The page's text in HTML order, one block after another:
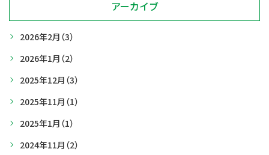
アーカイブ
2026年2月 （3）
2026年1月 （2）
2025年12月 （3）
2025年11月 （1）
2025年1月 （1）
2024年11月 （2）